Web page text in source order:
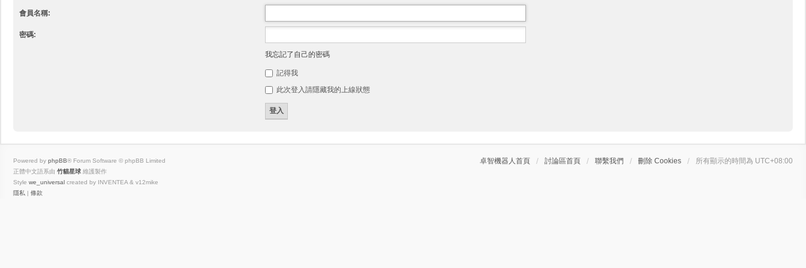
會員名稱:
密碼:
我忘記了自己的密碼
記得我
此次登入請隱藏我的上線狀態
卓智機器人首頁 討論區首頁 聯繫我們 刪除 Cookies 所有顯示的時間為 UTC+08:00
Powered by phpBB® Forum Software © phpBB Limited
正體中文語系由 竹貓星球 維護製作
Style we_universal created by INVENTEA & v12mike
隱私 | 條款